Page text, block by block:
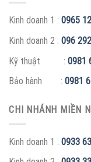
Kinh doanh 1 : 0965
Kinh doanh 2 : 096
Kỹ thuật : 0981
Bảo hành : 0981
CHI NHÁNH MIỀN
Kinh doanh 1 : 0933